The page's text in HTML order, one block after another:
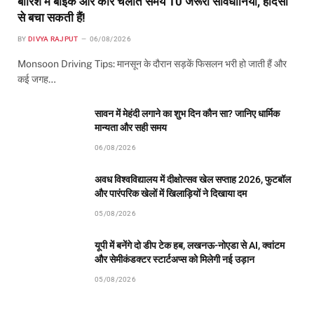
से बचा सकती हैं!
BY DIVYA RAJPUT 06/08/2026
Monsoon Driving Tips: मानसून के दौरान सड़कें फिसलन भरी हो जाती हैं और
कई जगह…
सावन में मेहंदी लगाने का शुभ दिन कौन सा? जानिए धार्मिक
मान्यता और सही समय
06/08/2026
अवध विश्वविद्यालय में दीक्षोत्सव खेल सप्ताह 2026, फुटबॉल
और पारंपरिक खेलों में खिलाड़ियों ने दिखाया दम
05/08/2026
यूपी में बनेंगे दो डीप टेक हब, लखनऊ-नोएडा से AI, क्वांटम
और सेमीकंडक्टर स्टार्टअप्स को मिलेगी नई उड़ान
05/08/2026